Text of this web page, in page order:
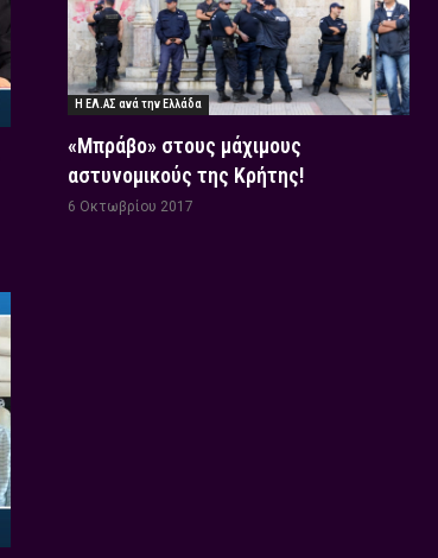
Η ΕΛ.ΑΣ ανά την Ελλάδα
«Μπράβο» στους μάχιμους
αστυνομικούς της Κρήτης!
6 Οκτωβρίου 2017